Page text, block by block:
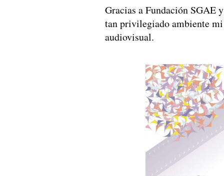
Gracias a Fundación SGAE
tan privilegiado ambiente
audiovisual.